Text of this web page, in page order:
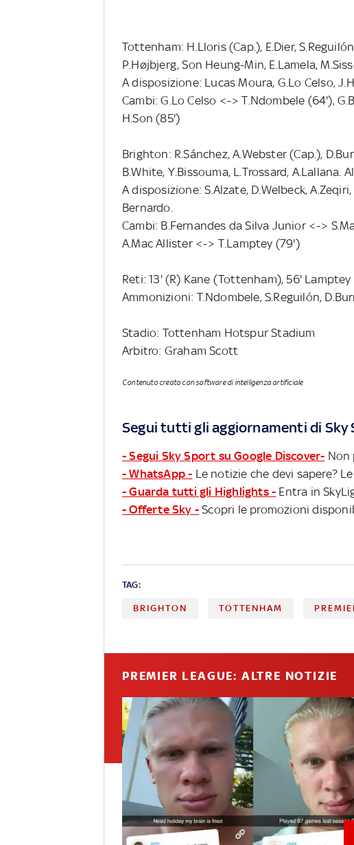
Tottenham: H.Lloris (Cap.), E.Dier,
P.Højbjerg, Son Heung-Min, E.Lamela,
A disposizione: Lucas Moura, G.Lo Celso,
Cambi: G.Lo Celso <-> T.Ndombele (64'),
H.Son (85')
Brighton: R.Sánchez, A.Webster (Cap.),
B.White, Y.Bissouma, L.Trossard, A.Lallana.
A disposizione: S.Alzate, D.Welbeck,
Bernardo.
Cambi: B.Fernandes da Silva Junior <->
A.Mac Allister <-> T.Lamptey (79')
Reti: 13' (R) Kane (Tottenham), 56'
Ammonizioni: T.Ndombele, S.Reguilón,
Stadio: Tottenham Hotspur Stadium
Arbitro: Graham Scott
Contenuto creato con software di intelligenza artificiale
Segui tutti gli aggiornamenti di Sky
- Segui Sky Sport su Google Discover- Non
- WhatsApp - Le notizie che devi sapere?
- Guarda tutti gli Highlights - Entra in
- Offerte Sky - Scopri le promozioni
TAG:
BRIGHTON TOTTENHAM
PREMIER LEAGUE: ALTRE NOTIZIE